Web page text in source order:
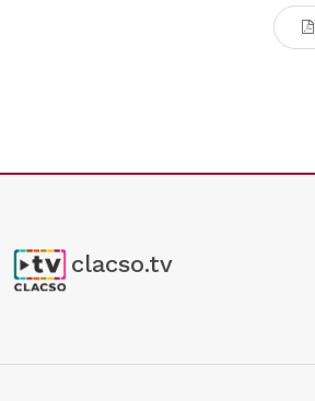
clacso.tv